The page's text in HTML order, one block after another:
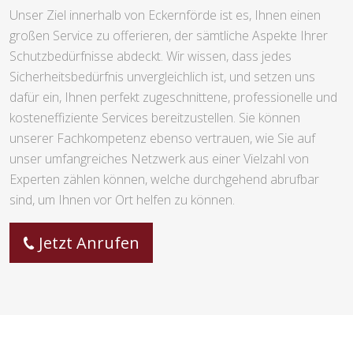
Unser Ziel innerhalb von Eckernförde ist es, Ihnen einen
großen Service zu offerieren, der sämtliche Aspekte Ihrer
Schutzbedürfnisse abdeckt. Wir wissen, dass jedes
Sicherheitsbedürfnis unvergleichlich ist, und setzen uns
dafür ein, Ihnen perfekt zugeschnittene, professionelle und
kosteneffiziente Services bereitzustellen. Sie können
unserer Fachkompetenz ebenso vertrauen, wie Sie auf
unser umfangreiches Netzwerk aus einer Vielzahl von
Experten zählen können, welche durchgehend abrufbar
sind, um Ihnen vor Ort helfen zu können.
Jetzt Anrufen